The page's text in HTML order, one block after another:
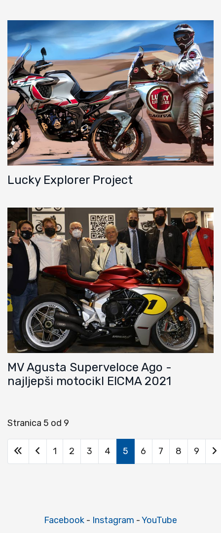
Lucky Explorer Project
MV Agusta Superveloce Ago -
najljepši motocikl EICMA 2021
Stranica 5 od 9
1 2 3 4 5 6 7 8 9
Facebook - Instagram -YouTube